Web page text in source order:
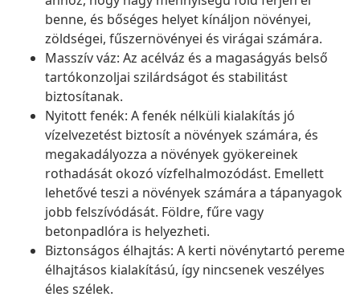
benne, és bőséges helyet kínáljon növényei,
zöldségei, fűszernövényei és virágai számára.
Masszív váz: Az acélváz és a magaságyás belső
tartókonzoljai szilárdságot és stabilitást
biztosítanak.
Nyitott fenék: A fenék nélküli kialakítás jó
vízelvezetést biztosít a növények számára, és
megakadályozza a növények gyökereinek
rothadását okozó vízfelhalmozódást. Emellett
lehetővé teszi a növények számára a tápanyagok
jobb felszívódását. Földre, fűre vagy
betonpadlóra is helyezheti.
Biztonságos élhajtás: A kerti növénytartó pereme
élhajtásos kialakítású, így nincsenek veszélyes
éles szélek.